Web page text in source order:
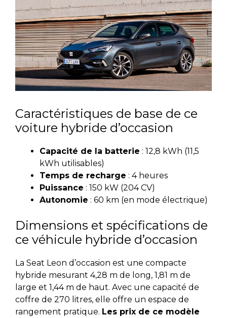
Caractéristiques de base de ce
voiture hybride d’occasion
Capacité de la batterie : 12,8 kWh (11,5
kWh utilisables)
Temps de recharge : 4 heures
Puissance : 150 kW (204 CV)
Autonomie : 60 km (en mode électrique)
Dimensions et spécifications de
ce véhicule hybride d’occasion
La Seat Leon d’occasion est une compacte
hybride mesurant 4,28 m de long, 1,81 m de
large et 1,44 m de haut. Avec une capacité de
coffre de 270 litres, elle offre un espace de
rangement pratique. Les prix de ce modèle